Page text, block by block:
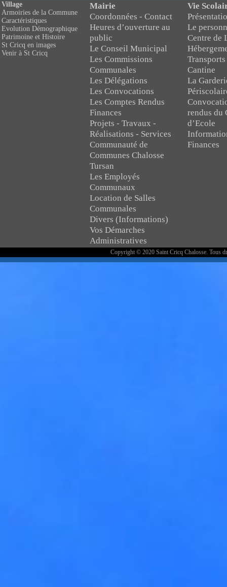
Village
Armoiries de la Commune
Caractéristiques
Evolution Démographique
Patrimoine et Histoire
St Cricq en images
Venir à St Cricq
Mairie
Coordonnées - Contact
Heures d’ouverture au
public
Le Conseil Municipal
Les Commissions
Communales
Les Délégations
Les Convocations
Les Comptes Rendus
Finances
Projets - Travaux -
Réalisations - Services
Communauté de
Communes Chalosse
Tursan
Les Employés
Communaux
Location de Salles
Communales
Divers (Informations)
Vos Démarches
Administratives
Vie
Le
Centre de
Cantine
La
rendus du
d’Ecole
Finances
Copyright © 2020 Saint Cricq Chalosse. Tous